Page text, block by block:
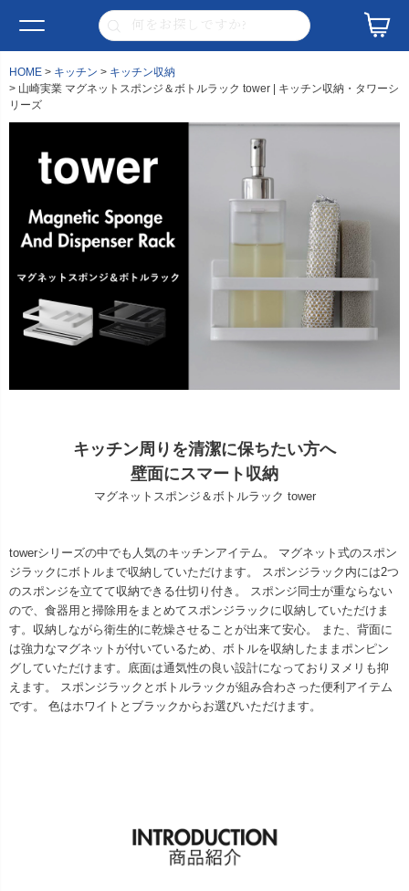
HOME キッチン
キッチン収納
山崎実業 マグネットスポンジ＆ボトルラック tower | キッチン収納・タワーシ
リーズ
キッチン周りを清潔に保ちたい方へ
壁面にスマート収納
マグネットスポンジ＆ボトルラック tower
towerシリーズの中でも人気のキッチンアイテム。 マグネット式のスポン
ジラックにボトルまで収納していただけます。 スポンジラック内には2つ
のスポンジを立てて収納できる仕切り付き。 スポンジ同士が重ならない
ので、食器用と掃除用をまとめてスポンジラックに収納していただけま
す。収納しながら衛生的に乾燥させることが出来て安心。 また、背面に
は強力なマグネットが付いているため、ボトルを収納したままポンピン
グしていただけます。底面は通気性の良い設計になっておりヌメリも抑
えます。 スポンジラックとボトルラックが組み合わさった便利アイテム
です。 色はホワイトとブラックからお選びいただけます。